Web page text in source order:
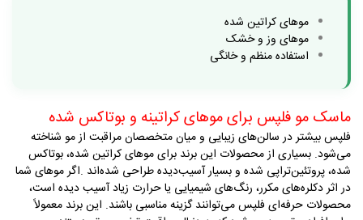
موهای کراتین شده
موهای وز و خشک
استفاده منظم و خانگی
ماسک مو فلپس برای موهای کراتینه و بوتاکس شده
فلپس بیشتر در سالن‌های زیبایی و میان متخصصان مراقبت از مو شناخته
می‌شود. بسیاری از محصولات این برند برای موهای کراتین شده، بوتاکس
شده، پروتئین‌تراپی شده و بسیار آسیب‌دیده طراحی شده‌اند .اگر موهای شما
در اثر دکلره‌های مکرر، رنگ‌های شیمیایی یا حرارت زیاد آسیب دیده است،
محصولات حرفه‌ای فلپس می‌توانند گزینه مناسبی باشند. این برند معمولاً